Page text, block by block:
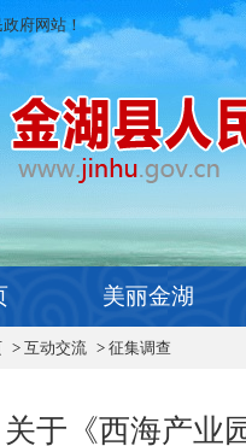
府网站！
美丽金湖
> 互动交流 > 征集调查
关于《西海产业